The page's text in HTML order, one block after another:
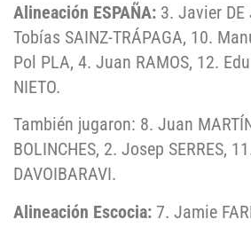
Alineación ESPAÑA: 3. Javier DE
Tobías SAINZ-TRÁPAGA, 10.
Pol PLA, 4. Juan RAMOS, 12.
NIETO.
También jugaron: 8. Juan
BOLINCHES, 2. Josep SERRES,
DAVOIBARAVI.
Alineación Escocia: 7. Jamie